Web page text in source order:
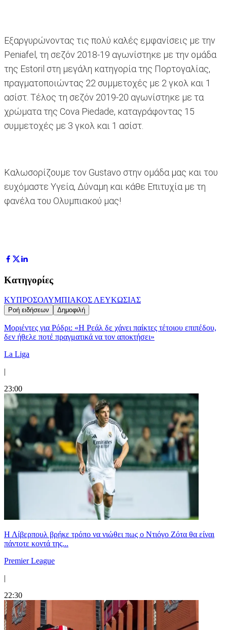
Εξαργυρώνοντας τις πολύ καλές εμφανίσεις με την
Peniafel, τη σεζόν 2018-19 αγωνίστηκε με την ομάδα
της Estoril στη μεγάλη κατηγορία της Πορτογαλίας,
πραγματοποιώντας 22 συμμετοχές με 2 γκολ και 1
ασίστ. Τέλος τη σεζόν 2019-20 αγωνίστηκε με τα
χρώματα της Cova Piedade, καταγράφοντας 15
συμμετοχές με 3 γκολ και 1 ασίστ.
Καλωσορίζουμε τον Gustavo στην ομάδα μας και του
ευχόμαστε Υγεία, Δύναμη και κάθε Επιτυχία με τη
φανέλα του Ολυμπιακού μας!
Κατηγορίες
ΚΥΠΡΟΣΟΛΥΜΠΙΑΚΟΣ ΛΕΥΚΩΣΙΑΣ
Ροή ειδήσεων Δημοφιλή
Μοριέντες για Ρόδρι: «Η Ρεάλ δε χάνει παίκτες τέτοιου επιπέδου,
δεν ήθελε ποτέ πραγματικά να τον αποκτήσει»
La Liga
|
23:00
Η Λίβερπουλ βρήκε τρόπο να νιώθει πως ο Ντιόγο Ζότα θα είναι
πάντοτε κοντά της...
Premier League
|
22:30